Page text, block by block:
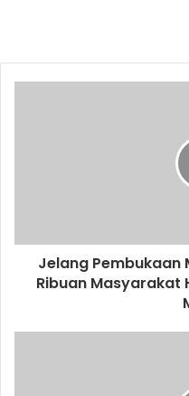
Jelang Pembukaan
Ribuan Masyarakat